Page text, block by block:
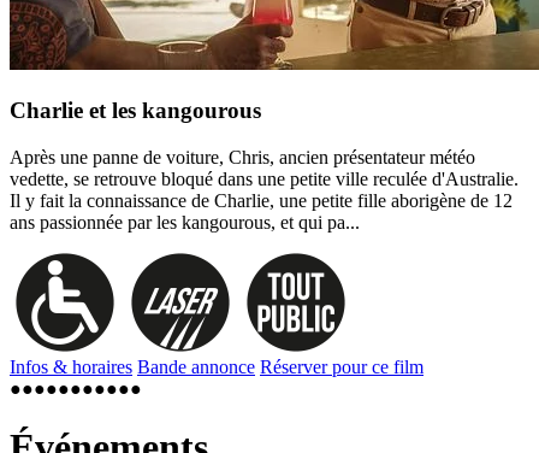
Charlie et les kangourous
Après une panne de voiture, Chris, ancien présentateur météo
vedette, se retrouve bloqué dans une petite ville reculée d'Australie.
Il y fait la connaissance de Charlie, une petite fille aborigène de 12
ans passionnée par les kangourous, et qui pa...
Infos & horaires Bande annonce Réserver pour ce film
●︎●︎●︎●︎●︎●︎●︎●︎●︎●︎●︎